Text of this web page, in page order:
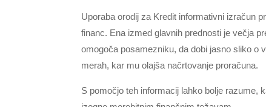
Uporaba orodij za Kredit informativni izračun
financ. Ena izmed glavnih prednosti je večja
omogoča posamezniku, da dobi jasno sliko o
merah, kar mu olajša načrtovanje proračuna.
S pomočjo teh informacij lahko bolje razume,